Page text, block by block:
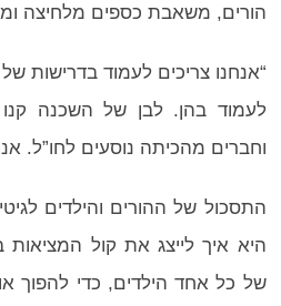
הורים, משאבת כספים מלחיצה
“אנחנו צריכים לעמוד בדרישות
לעמוד בהן. לבן של השכנה
וחברים מהכיתה נוסעים לחו”ל.
התסכול של ההורים והילדים
היא איך לייצג את קול המציאות
של כל אחד הילדים, כדי להפוך